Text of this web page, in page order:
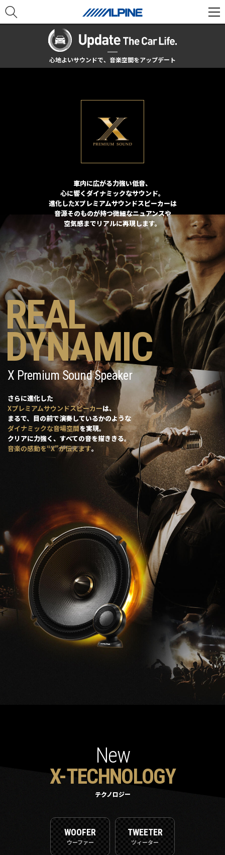
心地よいサウンドで、音楽空間をアップデート
車内に広がる力強い低音、
心に響くダイナミックなサウンド。
進化したXプレミアムサウンドスピーカーは
音源そのものが持つ微細なニュアンスや
空気感までリアルに再現します。
REAL
DYNAMIC
X Premium Sound Speaker
さらに進化した
Xプレミアムサウンドスピーカーは、
まるで、目の前で演奏しているかのような
ダイナミックな音場空間を実現。
クリアに力強く、すべての音を描ききる。
音楽の感動を“X”が伝えます。
New
X-TECHNOLOGY
テクノロジー
WOOFER
ウーファー
TWEETER
ツィーター